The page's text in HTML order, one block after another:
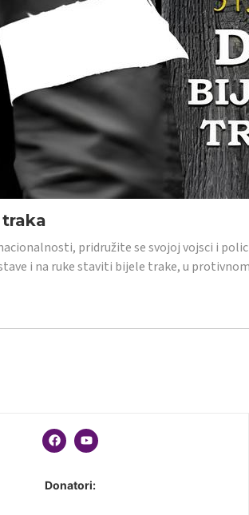
pridružite se svojoj vojsci i
i na ruke staviti bijele trake, u
Donatori: